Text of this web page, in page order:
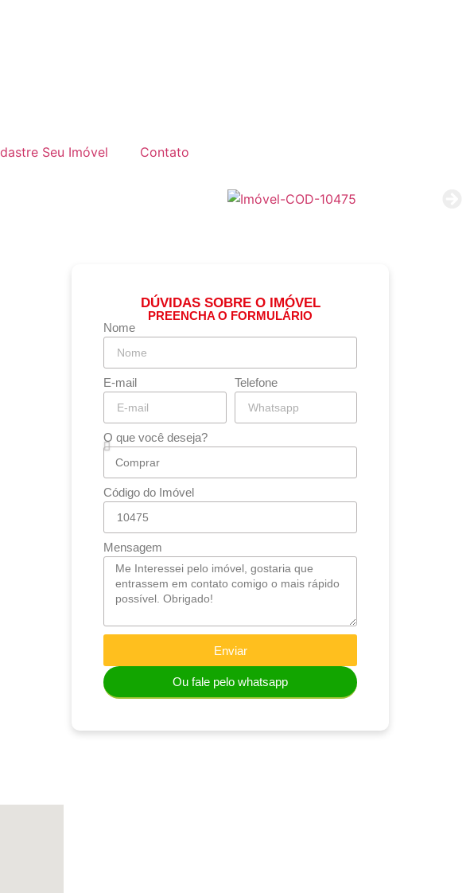
Seu Imóvel Contato
DÚVIDAS SOBRE O IMÓVEL
PREENCHA O FORMULÁRIO
Nome
E-mail Telefone
O que você deseja?
Código do Imóvel
Mensagem
Enviar
Ou fale pelo whatsapp